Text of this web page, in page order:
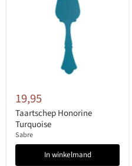
19,95
Taartschep Honorine
Turquoise
Sabre
In winkelmand